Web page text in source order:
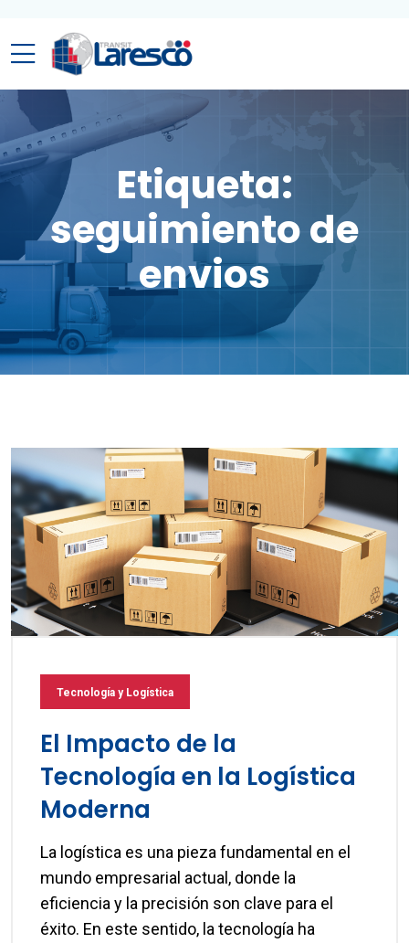
Etiqueta:
seguimiento de
envios
Tecnología y Logística
El Impacto de la
Tecnología en la Logística
Moderna
La logística es una pieza fundamental en el
mundo empresarial actual, donde la
eficiencia y la precisión son clave para el
éxito. En este sentido, la tecnología ha